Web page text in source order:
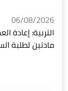
06/08/2026
التربية: إعادة
مادتين لطلبة